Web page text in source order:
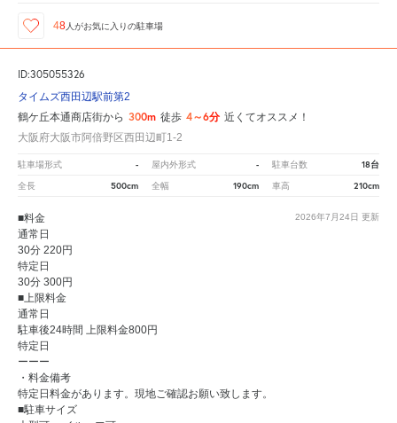
48人がお気に入りの駐車場
ID:305055326
タイムズ西田辺駅前第2
鶴ケ丘本通商店街から 300m 徒歩 4～6分 近くてオススメ！
大阪府大阪市阿倍野区西田辺町1-2
駐車場形式 - 屋内外形式 - 駐車台数 18台
全長 500cm 全幅 190cm 車高 210cm
2026年7月24日 更新
■料金
通常日
30分 220円
特定日
30分 300円
■上限料金
通常日
駐車後24時間 上限料金800円
特定日
ーーー
・料金備考
特定日料金があります。現地ご確認お願い致します。
■駐車サイズ